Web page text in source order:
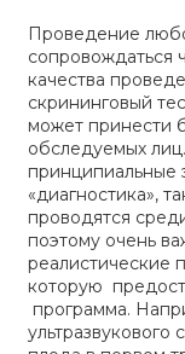
Проведение
сопровождаться
качества
скрининговый
может принести
обследуемых
принципиальные
«диагностика»,
проводятся
поэтому очень
реалистические
которую
программа.
ультразвукового